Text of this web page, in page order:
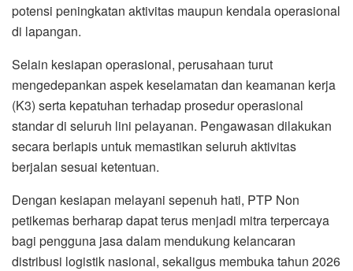
potensi peningkatan aktivitas maupun kendala operasional
di lapangan.
Selain kesiapan operasional, perusahaan turut
mengedepankan aspek keselamatan dan keamanan kerja
(K3) serta kepatuhan terhadap prosedur operasional
standar di seluruh lini pelayanan. Pengawasan dilakukan
secara berlapis untuk memastikan seluruh aktivitas
berjalan sesuai ketentuan.
Dengan kesiapan melayani sepenuh hati, PTP Non
petikemas berharap dapat terus menjadi mitra terpercaya
bagi pengguna jasa dalam mendukung kelancaran
distribusi logistik nasional, sekaligus membuka tahun 2026